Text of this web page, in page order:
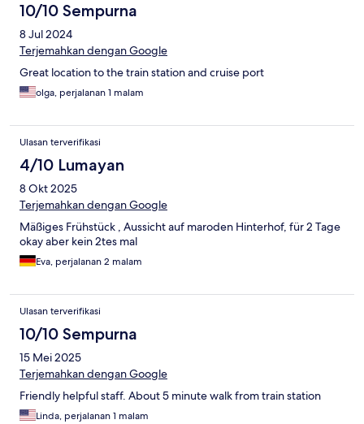
10/10 Sempurna
8 Jul 2024
Terjemahkan dengan Google
Great location to the train station and cruise port
olga, perjalanan 1 malam
Ulasan terverifikasi
4/10 Lumayan
8 Okt 2025
Terjemahkan dengan Google
Mäßiges Frühstück , Aussicht auf maroden Hinterhof, für 2 Tage
okay aber kein 2tes mal
Eva, perjalanan 2 malam
Ulasan terverifikasi
10/10 Sempurna
15 Mei 2025
Terjemahkan dengan Google
Friendly helpful staff. About 5 minute walk from train station
Linda, perjalanan 1 malam